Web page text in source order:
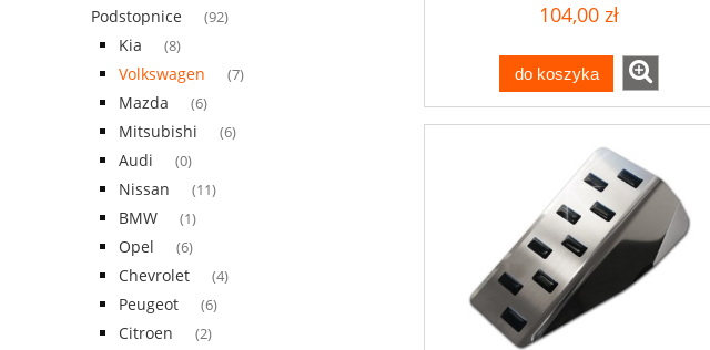
Podstopnice (92)
Kia (8)
Volkswagen (7)
Mazda (6)
Mitsubishi (6)
Audi (0)
Nissan (11)
BMW (1)
Opel (6)
Chevrolet (4)
Peugeot (6)
Citroen (2)
104,00 zł
do koszyka